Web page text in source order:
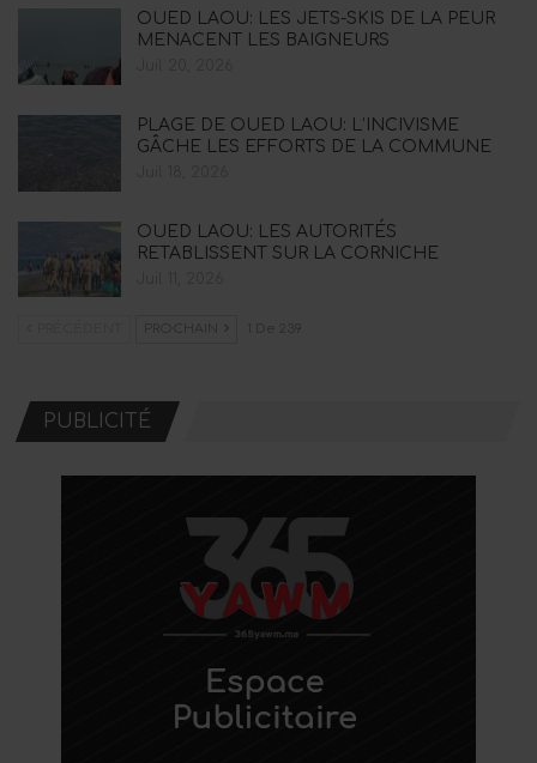
OUED LAOU: LES JETS-SKIS DE LA PEUR
MENACENT LES BAIGNEURS
PLAGE DE OUED LAOU: L’INCIVISME
GÂCHE LES EFFORTS DE LA COMMUNE
OUED LAOU: LES AUTORITÉS
RETABLISSENT SUR LA CORNICHE
PROCHAIN 1 De 239
PUBLICITÉ